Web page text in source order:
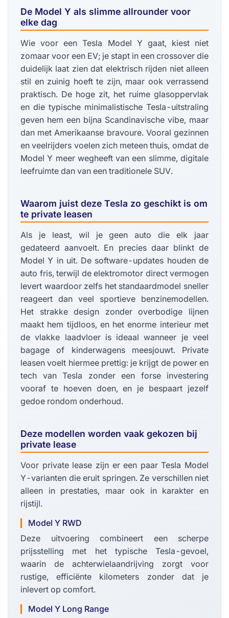
De Model Y als slimme allrounder voor
elke dag
Wie voor een Tesla Model Y gaat, kiest niet
zomaar voor een EV; je stapt in een crossover die
duidelijk laat zien dat elektrisch rijden niet alleen
stil en zuinig hoeft te zijn, maar ook verrassend
praktisch. De hoge zit, het ruime glasoppervlak
en die typische minimalistische Tesla-uitstraling
geven hem een bijna Scandinavische vibe, maar
dan met Amerikaanse bravoure. Vooral gezinnen
en veelrijders voelen zich meteen thuis, omdat de
Model Y meer wegheeft van een slimme, digitale
leefruimte dan van een traditionele SUV.
Waarom juist deze Tesla zo geschikt is om
te private leasen
Als je least, wil je geen auto die elk jaar
gedateerd aanvoelt. En precies daar blinkt de
Model Y in uit. De software-updates houden de
auto fris, terwijl de elektromotor direct vermogen
levert waardoor zelfs het standaardmodel sneller
reageert dan veel sportieve benzinemodellen.
Het strakke design zonder overbodige lijnen
maakt hem tijdloos, en het enorme interieur met
de vlakke laadvloer is ideaal wanneer je veel
bagage of kinderwagens meesjouwt. Private
leasen voelt hiermee prettig: je krijgt de power en
tech van Tesla zonder een forse investering
vooraf te hoeven doen, en je bespaart jezelf
gedoe rondom onderhoud.
Deze modellen worden vaak gekozen bij
private lease
Voor private lease zijn er een paar Tesla Model
Y-varianten die eruit springen. Ze verschillen niet
alleen in prestaties, maar ook in karakter en
rijstijl.
Model Y RWD
Deze uitvoering combineert een scherpe
prijsstelling met het typische Tesla-gevoel,
waarin de achterwielaandrijving zorgt voor
rustige, efficiënte kilometers zonder dat je
inlevert op comfort.
Model Y Long Range